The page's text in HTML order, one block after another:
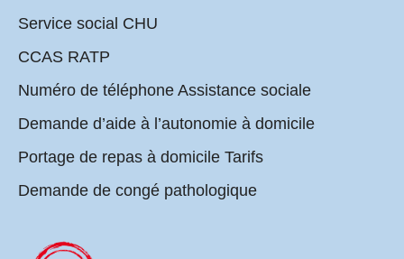
Service social CHU
CCAS RATP
Numéro de téléphone Assistance sociale
Demande d’aide à l’autonomie à domicile
Portage de repas à domicile Tarifs
Demande de congé pathologique